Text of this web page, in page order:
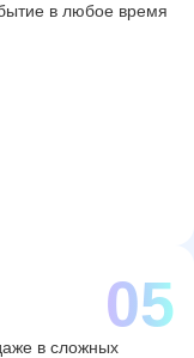
в любое время
в сложных